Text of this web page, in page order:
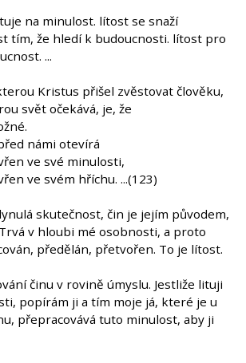
na minulost. lítost se snaží
tím, že hledí k budoucnosti. lítost pro
...
Kristus přišel zvěstovat člověku,
svět očekává, je, že
námi otevírá
ve své minulosti,
ve svém hříchu. ...(123)
skutečnost, čin je jejím původem,
v hloubi mé osobnosti, a proto
předělán, přetvořen. To je lítost.
činu v rovině úmyslu. Jestliže lituji
popírám ji a tím moje já, které je u
přepracovává tuto minulost, aby ji